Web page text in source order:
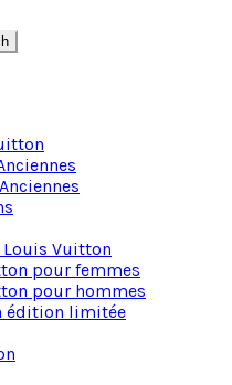
Louis Vuitton
pour femmes
pour hommes
édition limitée